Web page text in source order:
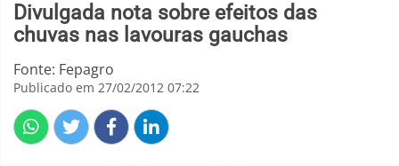
Divulgada nota sobre efeitos das
chuvas nas lavouras gauchas
Fonte: Fepagro
Publicado em 27/02/2012 07:22